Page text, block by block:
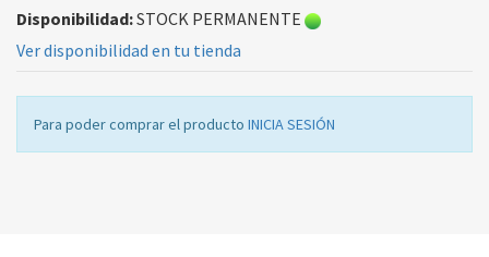
Disponibilidad:STOCK PERMANENTE
Ver disponibilidad en tu tienda
Para poder comprar el producto INICIA SESIÓN